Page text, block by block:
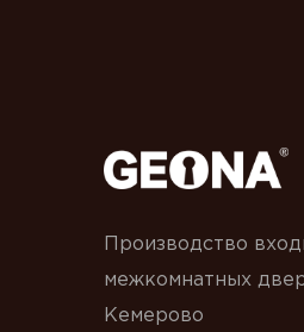
Производство
межкомнатных
Кемерово